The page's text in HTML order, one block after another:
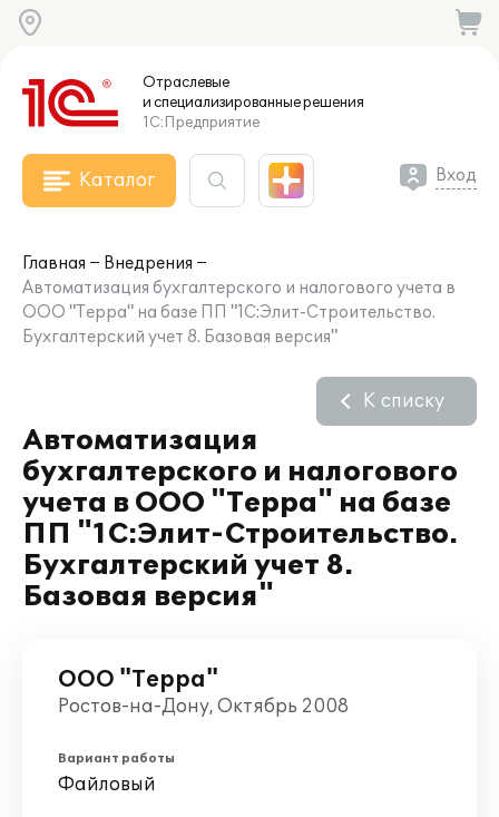
Отраслевые
и специализированныерешения
1С:Предприятие
Каталог Вход
Главная
Внедрения
Автоматизация бухгалтерского и налогового учета в
ООО "Терра" на базе ПП "1С:Элит-Строительство.
Бухгалтерский учет 8. Базовая версия"
Автоматизация
бухгалтерского и налогового
учета в ООО "Терра" на базе
ПП "1С:Элит-Строительство.
Бухгалтерский учет 8.
Базовая версия"
К списку
ООО "Терра"
Ростов-на-Дону, Октябрь 2008
Вариант работы
Файловый